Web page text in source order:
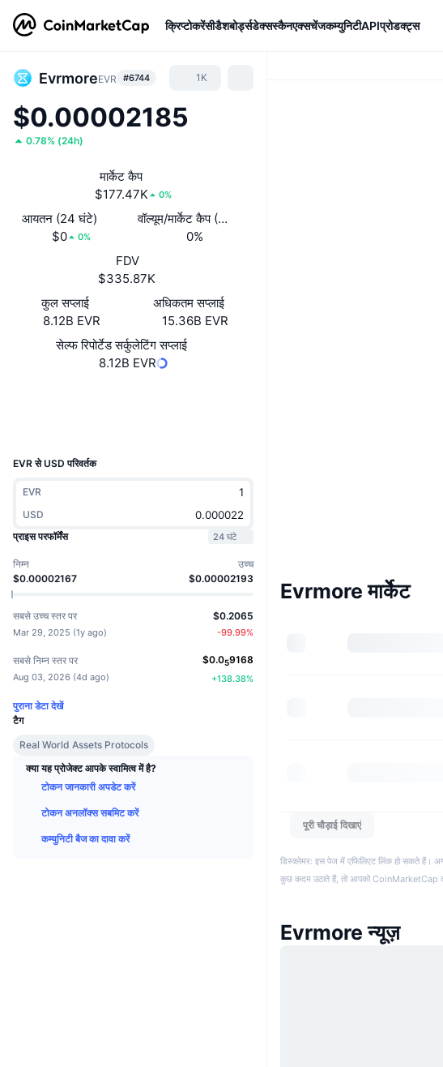
क्रिप्टोकरेंसीडैशबोर्ड्सडेक्सस्कैनएक्सचेंजकम्युनिटीAPIप्रोडक्ट्स
EvrmoreEVR #6744 1K
$0.00002185
0.78% (24h)
मार्केट कैप
$177.47K
0%
आयतन (24 घंटे)
$0
0%
वॉल्यूम/मार्केट कैप (24 घंटे)
0%
FDV
$335.87K
कुल सप्लाई
8.12B EVR
अधिकतम सप्लाई
15.36B EVR
सेल्फ रिपोर्टेड सर्कुलेटिंग सप्लाई
8.12B EVR
EVR से USD परिवर्तक
EVR
USD
प्राइस परफॉर्मेंस
24 घंटे
निम्न
$0.00002167
उच्च
$0.00002193
सबसे उच्च स्तर पर
Mar 29, 2025 (1y ago)
$0.2065
-99.99%
सबसे निम्न स्तर पर
Aug 03, 2026 (4d ago)
$0.059168
+138.38%
पुराना डेटा देखें
टैग
Real World Assets Protocols
क्या यह प्रोजेक्ट आपके स्वामित्व में है?
टोकन जानकारी अपडेट करें
टोकन अनलॉक्स सबमिट करें
कम्युनिटी बैज का दावा करें
Evrmore मार्केट
पूरी चौड़ाई दिखाएं
डिस्क्लेमर: इस पेज में एफिलिएट लिंक हो सकते हैं।
कुछ कदम उठाते हैं, तो आपको CoinMarketCap को
Evrmore न्यूज़